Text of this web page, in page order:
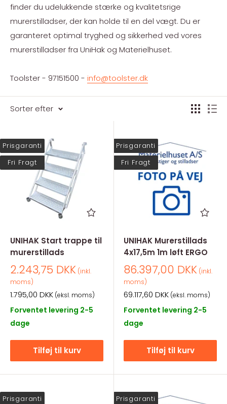
finder du udelukkende stærke og kvalitetsrige
murerstilladser, der kan holde til en del vægt. Du er
garanteret optimal tryghed og sikkerhed ved vores
murerstilladser fra UniHak og Materielhuset.
Toolster - 97151500 - info@toolster.dk
Sorter efter
Prisgaranti
Fri Fragt
UNIHAK Start trappe til
murerstillads
Salgspris
2.243,75 DKK (inkl.
moms)
Salgspris
1.795,00 DKK (eksl. moms)
Forventet levering 2-5
dage
Tilføj til kurv
Prisgaranti
Fri Fragt
UNIHAK Murerstillads
4x17,5m 1m løft ERGO
Salgspris
86.397,00 DKK (inkl.
moms)
Salgspris
69.117,60 DKK (eksl. moms)
Forventet levering 2-5
dage
Tilføj til kurv
Prisgaranti
Prisgaranti